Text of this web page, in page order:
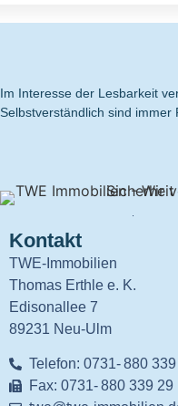
Im Interesse der Lesbarkeit
Selbstverständlich sind
Kontakt
TWE-Immobilien
Thomas Erthle e. K.
Edisonallee 7
89231 Neu-Ulm
Telefon: 0731- 880
Fax: 0731- 880 339 29